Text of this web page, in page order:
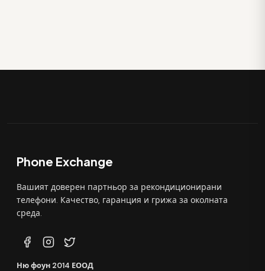
Phone Exchange
Вашият доверен партньор за рекондиционирани
телефони. Качество, гаранция и грижа за околната
среда.
Ню фоун 2014 ЕООД